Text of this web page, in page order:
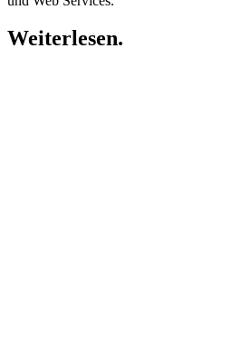
Weiterlesen.